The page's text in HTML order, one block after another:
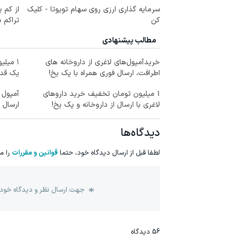
سرمایه گذاری ارزی روی سهام تویوتا - کلیک
کن
از
تراکم
مطالب پیشنهادی
خریدآمپول‌های لاغری از داروخانه های
اطرافت، ارسال فوری همراه با پک یخ!
۱
یک
1 میلیون تومان تخفیف خرید داروهای
لاغری با ارسال از داروخانه و پک یخ!
دیدگاه‌ها
لطفا قبل از ارسال دیدگاه خود، حتماقوانین و مقررات را
جهت ارسال نظر و دیدگاه
56 دیدگاه